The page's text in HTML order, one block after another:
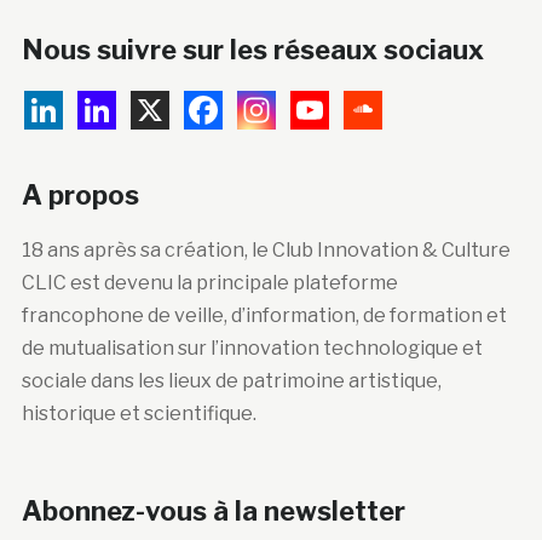
Nous suivre sur les réseaux sociaux
A propos
18 ans après sa création, le Club Innovation & Culture
CLIC est devenu la principale plateforme
francophone de veille, d’information, de formation et
de mutualisation sur l’innovation technologique et
sociale dans les lieux de patrimoine artistique,
historique et scientifique.
Abonnez-vous à la newsletter